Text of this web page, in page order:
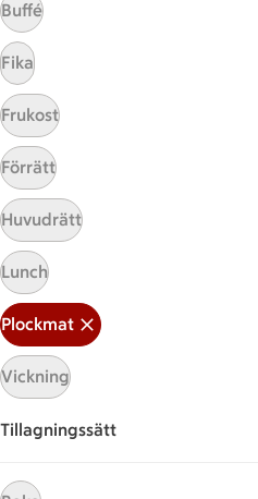
Buffé
Fika
Frukost
Förrätt
Huvudrätt
Lunch
Plockmat
Vickning
Tillagningssätt